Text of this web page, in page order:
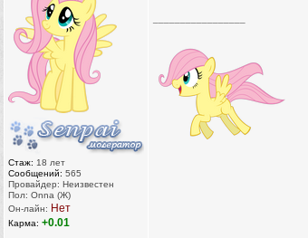
Стаж: 18 лет
Сообщений: 565
Провайдер: Неизвестен
Пол: Onna (Ж)
Он-лайн: Нет
Карма: +0.01